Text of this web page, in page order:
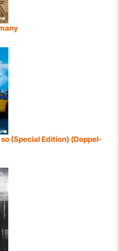
(Special Edition) (Doppel-